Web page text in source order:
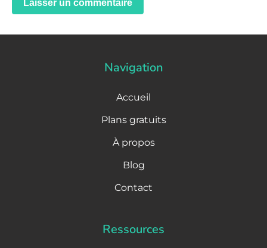
Navigation
Accueil
Plans gratuits
À propos
Blog
Contact
Ressources